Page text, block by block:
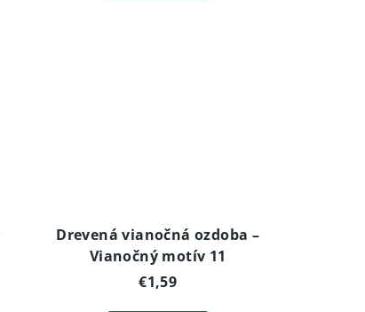
Drevená vianočná ozdoba –
Vianočný motív 11
€1,59